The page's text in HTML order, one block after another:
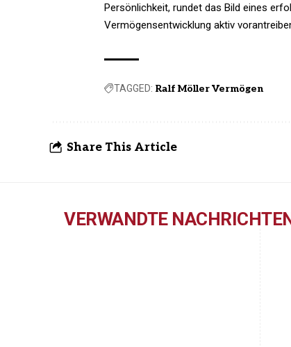
Persönlichkeit, rundet das Bild eines
Vermögensentwicklung aktiv
TAGGED: Ralf Möller Vermögen
Share This Article
VERWANDTE